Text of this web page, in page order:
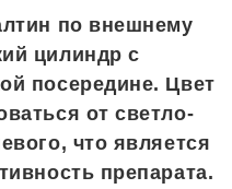
по внешнему
цилиндр с
посередине. Цвет
от светло-
что является
препарата.